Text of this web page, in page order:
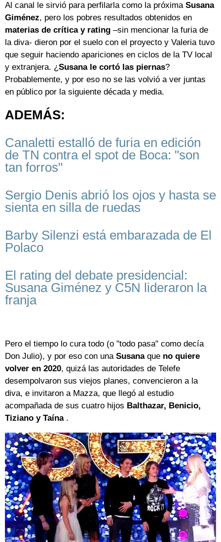
Al canal le sirvió para perfilarla como la próxima Susana
Giménez, pero los pobres resultados obtenidos en
materias de crítica y rating –sin mencionar la furia de
la diva- dieron por el suelo con el proyecto y Valeria tuvo
que seguir haciendo apariciones en ciclos de la TV local
y extranjera. ¿Susana le cortó las piernas?
Probablemente, y por eso no se las volvió a ver juntas
en público por la siguiente década y media.
ADEMÁS:
Canaletti estalló de furia en edición
de TN contra el spot de Boca: "son
tan forros"
Sergio Denis abrió los ojos y hasta se
sienta en silla de ruedas
Barby Silenzi está embarazada de El
Polaco
El rating del debate presidencial:
Susana Giménez y C5N lideraron la
franja
Pero el tiempo lo cura todo (o "todo pasa" como decía
Don Julio), y por eso con una Susanaque no quiere
volver en 2020, quizá las autoridades de Telefe
desempolvaron sus viejos planes, convencieron a la
diva, e invitaron a Mazza, que llegó al estudio
acompañada de sus cuatro hijos Balthazar, Benicio,
Tiziano y Taína.